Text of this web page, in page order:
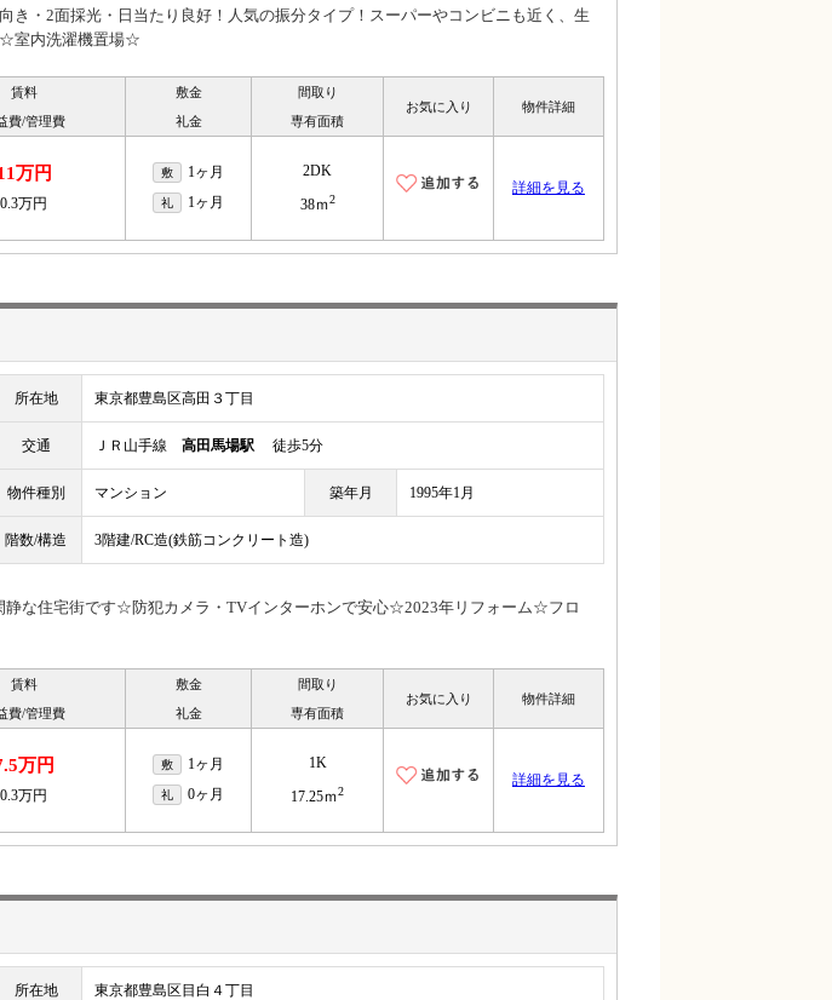
き・2面採光・日当たり良好！人気の振分タイプ！スーパーやコンビニも近く、生
☆室内洗濯機置場☆
賃料
費/管理費
敷金
礼金
間取り
専有面積
お気に入り 物件詳細
万円
0.3万円
敷 1ヶ月
礼 1ヶ月
2DK
38ｍ2
詳細を見る
所在地 東京都豊島区高田３丁目
交通 ＪＲ山手線 高田馬場駅 徒歩5分
物件種別 マンション 築年月 1995年1月
階数/構造 3階建/RC造(鉄筋コンクリート造)
静な住宅街です☆防犯カメラ・TVインターホンで安心☆2023年リフォーム☆フロ
賃料
費/管理費
敷金
礼金
間取り
専有面積
お気に入り 物件詳細
万円
0.3万円
敷 1ヶ月
礼 0ヶ月
1K
17.25ｍ2
詳細を見る
所在地 東京都豊島区目白４丁目